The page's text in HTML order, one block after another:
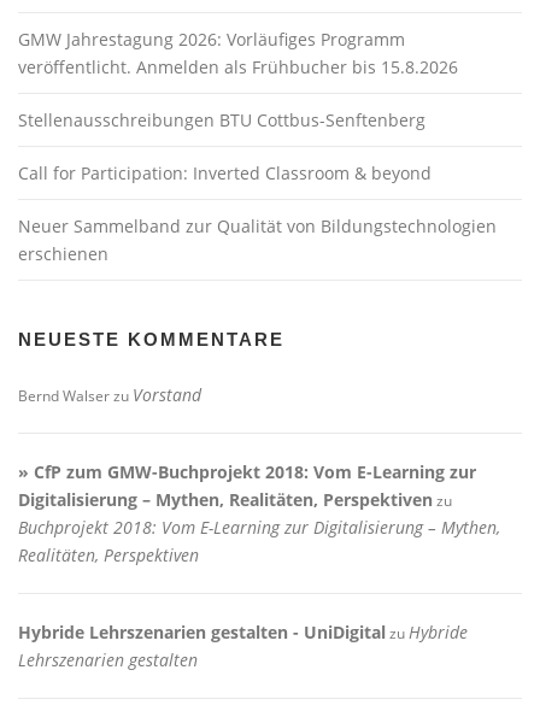
GMW Jahrestagung 2026: Vorläufiges Programm
veröffentlicht. Anmelden als Frühbucher bis 15.8.2026
Stellenausschreibungen BTU Cottbus-Senftenberg
Call for Participation: Inverted Classroom & beyond
Neuer Sammelband zur Qualität von Bildungstechnologien
erschienen
NEUESTE KOMMENTARE
Bernd Walserzu Vorstand
» CfP zum GMW-Buchprojekt 2018: Vom E-Learning zur
Digitalisierung – Mythen, Realitäten, Perspektiven zu
Buchprojekt 2018: Vom E-Learning zur Digitalisierung – Mythen,
Realitäten, Perspektiven
Hybride Lehrszenarien gestalten - UniDigitalzuHybride
Lehrszenarien gestalten